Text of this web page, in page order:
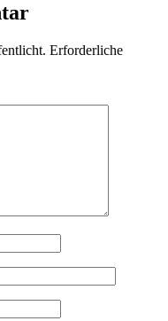
Erforderliche